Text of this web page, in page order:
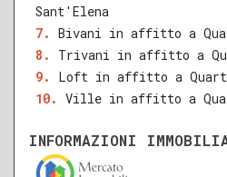
Sant'Elena
Bivani in affitto a
Trivani in affitto a
Loft in affitto a
Ville in affitto a
INFORMAZIONI